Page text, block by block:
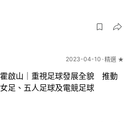
2023-04-10 精選 ★
霍啟山｜重視足球發展全貌 推動
女足、五人足球及電競足球